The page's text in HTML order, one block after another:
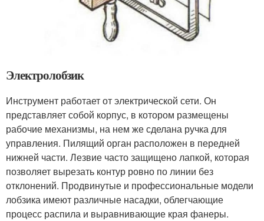
Электролобзик
Инструмент работает от электрической сети. Он
представляет собой корпус, в котором размещены
рабочие механизмы, на нем же сделана ручка для
управления. Пилящий орган расположен в передней
нижней части. Лезвие часто защищено лапкой, которая
позволяет вырезать контур ровно по линии без
отклонений. Продвинутые и профессиональные модели
лобзика имеют различные насадки, облегчающие
процесс распила и выравнивающие края фанеры.